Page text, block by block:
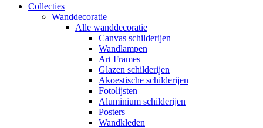
Collecties
Wanddecoratie
Alle wanddecoratie
Canvas schilderijen
Wandlampen
Art Frames
Glazen schilderijen
Akoestische schilderijen
Fotolijsten
Aluminium schilderijen
Posters
Wandkleden